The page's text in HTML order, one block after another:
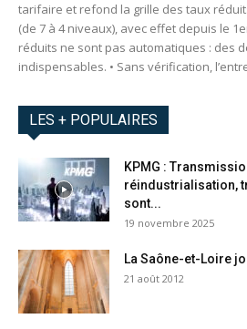
tarifaire et refond la grille des taux
(de 7 à 4 niveaux), avec effet depuis le
réduits ne sont pas automatiques : des
indispensables. • Sans vérification,
LES + POPULAIRES
KPMG :
réindustrialisation,
sont...
19 novembre 2025
La Saône-et-Loire
21 août 2012